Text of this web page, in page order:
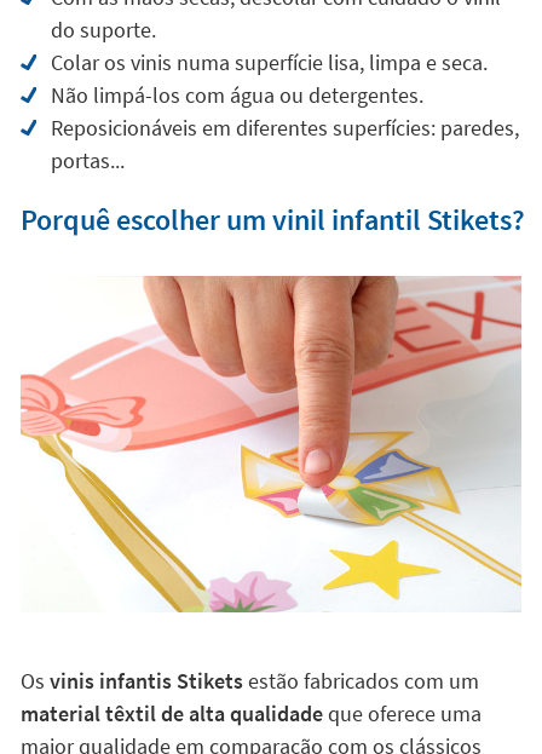
Com as mãos secas, descolar com cuidado o vinil
do suporte.
Não limpá-los com água ou detergentes.
Reposicionáveis em diferentes superfícies: paredes,
portas...
Porquê escolher um vinil infantil Stikets?